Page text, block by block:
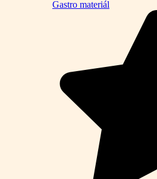
Gastro materiál